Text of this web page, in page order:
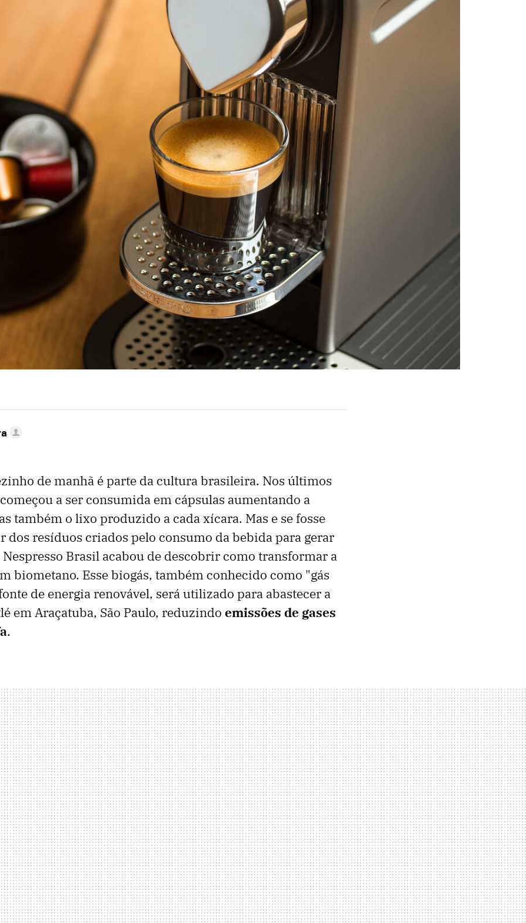
de manhã é parte da cultura brasileira. Nos últimos
a ser consumida em cápsulas aumentando a
também o lixo produzido a cada xícara. Mas e se fosse
dos resíduos criados pelo consumo da bebida para gerar
Nespresso Brasil acabou de descobrir como transformar a
biometano. Esse biogás, também conhecido como "gás
de energia renovável, será utilizado para abastecer a
em Araçatuba, São Paulo, reduzindo emissões de gases
.